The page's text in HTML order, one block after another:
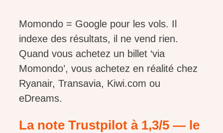
Momondo = Google pour les vols. Il
indexe des résultats, il ne vend rien.
Quand vous achetez un billet ‘via
Momondo’, vous achetez en réalité chez
Ryanair, Transavia, Kiwi.com ou
eDreams.
La note Trustpilot à 1,3/5 — le